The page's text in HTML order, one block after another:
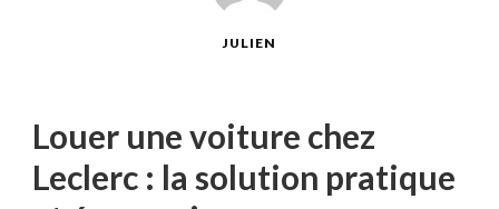
JULIEN
Louer une voiture chez
Leclerc : la solution pratique